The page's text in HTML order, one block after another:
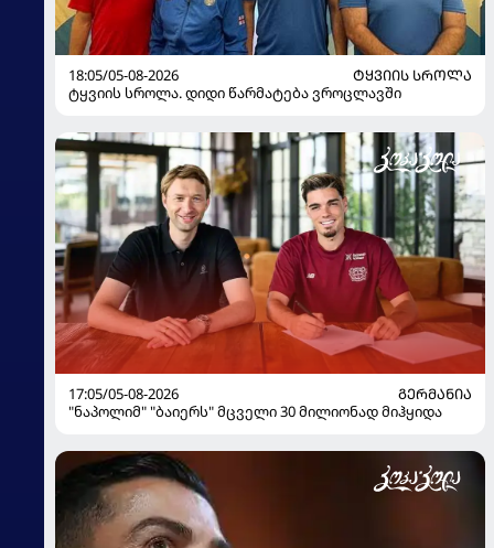
18:05/05-08-2026
ᲢᲧᲕᲘᲘᲡ ᲡᲠᲝᲚᲐ
ტყვიის სროლა. დიდი წარმატება ვროცლავში
17:05/05-08-2026
ᲒᲔᲠᲛᲐᲜᲘᲐ
"ნაპოლიმ" "ბაიერს" მცველი 30 მილიონად მიჰყიდა